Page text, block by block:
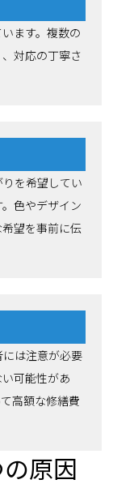
ます。複数の
対応の丁寧さ
を希望してい
色やデザイン
望を事前に伝
は注意が必要
可能性があ
高額な修繕費
原因